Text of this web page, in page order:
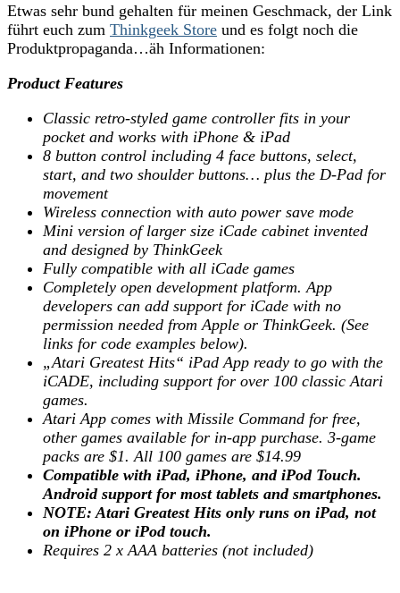
Etwas sehr bund gehalten für meinen Geschmack, der Link
führt euch zum Thinkgeek Store und es folgt noch die
Produktpropaganda…äh Informationen:
Product Features
Classic retro-styled game controller fits in your
pocket and works with iPhone & iPad
8 button control including 4 face buttons, select,
start, and two shoulder buttons… plus the D-Pad for
movement
Wireless connection with auto power save mode
Mini version of larger size iCade cabinet invented
and designed by ThinkGeek
Fully compatible with all iCade games
Completely open development platform. App
developers can add support for iCade with no
permission needed from Apple or ThinkGeek. (See
links for code examples below).
„Atari Greatest Hits“ iPad App ready to go with the
iCADE, including support for over 100 classic Atari
games.
Atari App comes with Missile Command for free,
other games available for in-app purchase. 3-game
packs are $1. All 100 games are $14.99
Compatible with iPad, iPhone, and iPod Touch.
Android support for most tablets and smartphones.
NOTE: Atari Greatest Hits only runs on iPad, not
on iPhone or iPod touch.
Requires 2 x AAA batteries (not included)